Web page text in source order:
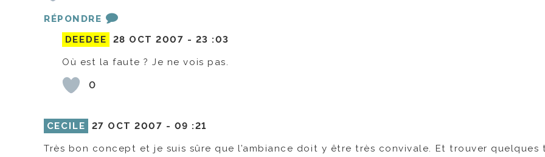
RÉPONDRE
DEEDEE
28 OCT 2007 - 23 :03
Où est la faute ? Je ne vois pas.
0
CECILE 27 OCT 2007 - 09 :21
Très bon concept et je suis sûre que l’ambiance doit y être très convivale. Et trouver quelques